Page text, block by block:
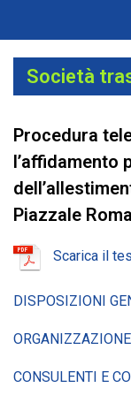
Società
Procedura
l’affidamento
Piazzale Roma
Scarica il
DISPOSIZIONI
ORGANIZZAZIONE
CONSULENTI E